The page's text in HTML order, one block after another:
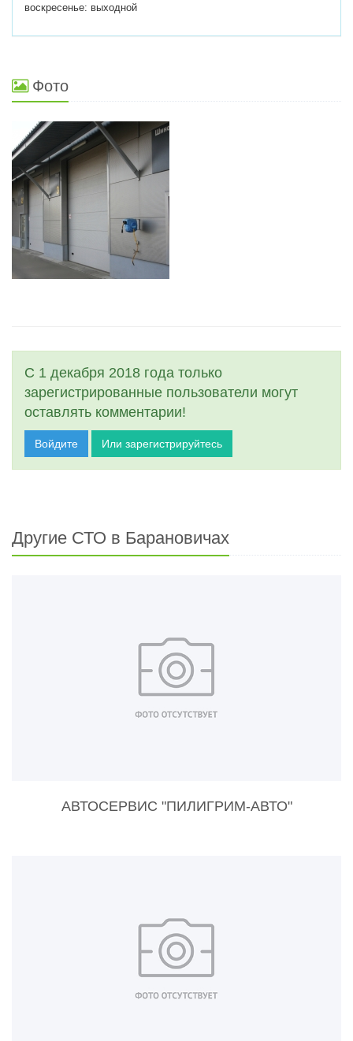
воскресенье: выходной
Фото
С 1 декабря 2018 года только
зарегистрированные пользователи могут
оставлять комментарии!
Войдите Или зарегистрируйтесь
Другие СТО в Барановичах
АВТОСЕРВИС "ПИЛИГРИМ-АВТО"